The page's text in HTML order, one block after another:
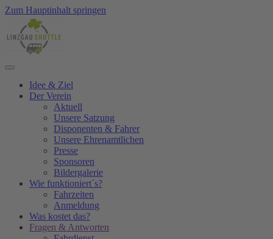
Zum Hauptinhalt springen
Idee & Ziel
Der Verein
Aktuell
Unsere Satzung
Disponenten & Fahrer
Unsere Ehrenamtlichen
Presse
Sponsoren
Bildergalerie
Wie funktioniert´s?
Fahrzeiten
Anmeldung
Was kostet das?
Fragen & Antworten